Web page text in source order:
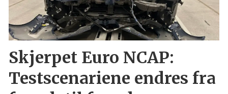
Skjerpet Euro NCAP:
Testscenariene endres fra